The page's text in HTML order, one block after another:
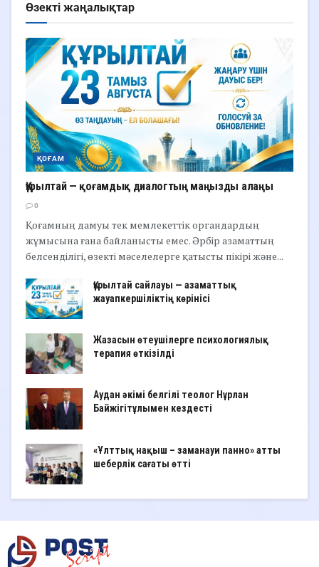
Өзекті жаңалықтар
ҚОҒАМ
Құрылтай — қоғамдық диалогтың маңызды алаңы
0
Қоғамның дамуы тек мемлекеттік органдардың
жұмысына ғана байланысты емес. Әрбір азаматтың
белсенділігі, өзекті мәселелерге қатысты пікірі және...
Құрылтай сайлауы — азаматтық
жауапкершіліктің көрінісі
Жазасын өтеушілерге психологиялық
терапия өткізілді
Аудан әкімі белгілі теолог Нұрлан
Байжігітұлымен кездесті
«Ұлттық нақыш – заманауи панно» атты
шеберлік сағаты өтті